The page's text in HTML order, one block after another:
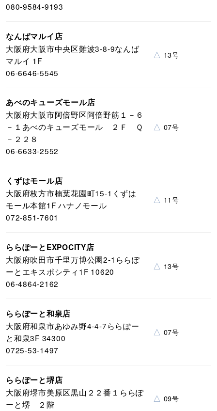
080-9584-9193
なんばマルイ店
大阪府大阪市中央区難波3-8-9なんば
マルイ 1F
06-6646-5545
△ 13号
あべのキューズモール店
大阪府大阪市阿倍野区阿倍野筋１－６
－１あべのキューズモール ２Ｆ Ｑ
－２２８
06-6633-2552
△ 07号
くずはモール店
大阪府枚方市楠葉花園町15-1くずは
モール本館1F ハナノモール
072-851-7601
△ 11号
ららぽーとEXPOCITY店
大阪府吹田市千里万博公園2-1ららぽ
ーとエキスポシティ1F 10620
06-4864-2162
△ 13号
ららぽーと和泉店
大阪府和泉市あゆみ野4-4-7ららぽー
と和泉3F 34300
0725-53-1497
△ 07号
ららぽーと堺店
大阪府堺市美原区黒山２２番１ららぽ
ーと堺 ２階
△ 09号